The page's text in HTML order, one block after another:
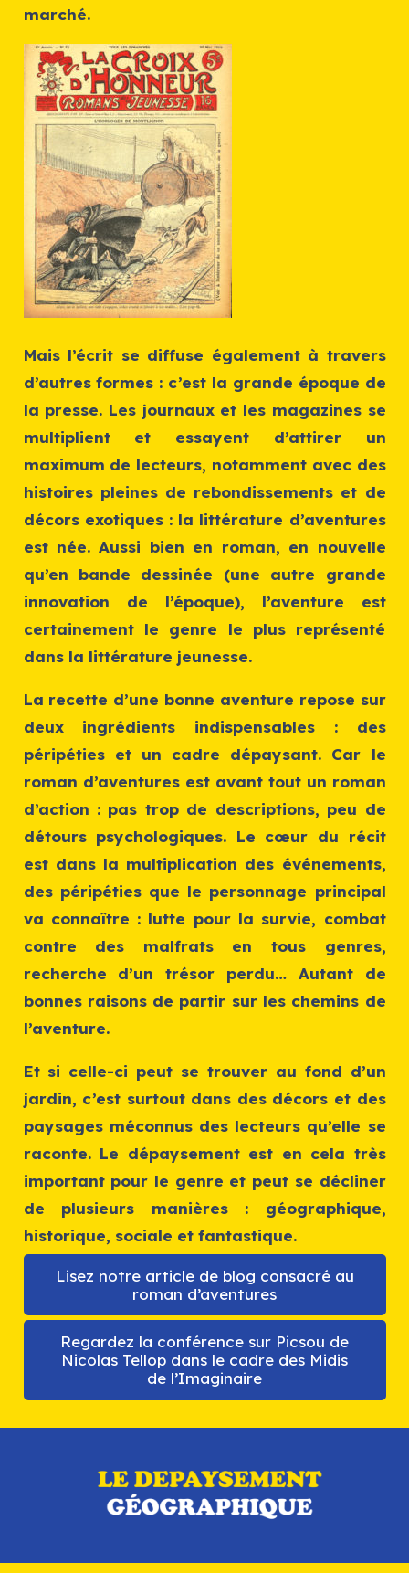
marché.
Mais l’écrit se diffuse également à travers
d’autres formes : c’est la grande époque de
la presse. Les journaux et les magazines se
multiplient et essayent d’attirer un
maximum de lecteurs, notamment avec des
histoires pleines de rebondissements et de
décors exotiques : la littérature d’aventures
est née. Aussi bien en roman, en nouvelle
qu’en bande dessinée (une autre grande
innovation de l’époque), l’aventure est
certainement le genre le plus représenté
dans la littérature jeunesse.
La recette d’une bonne aventure repose sur
deux ingrédients indispensables : des
péripéties et un cadre dépaysant. Car le
roman d’aventures est avant tout un roman
d’action : pas trop de descriptions, peu de
détours psychologiques. Le cœur du récit
est dans la multiplication des événements,
des péripéties que le personnage principal
va connaître : lutte pour la survie, combat
contre des malfrats en tous genres,
recherche d’un trésor perdu… Autant de
bonnes raisons de partir sur les chemins de
l’aventure.
Et si celle-ci peut se trouver au fond d’un
jardin, c’est surtout dans des décors et des
paysages méconnus des lecteurs qu’elle se
raconte. Le dépaysement est en cela très
important pour le genre et peut se décliner
de plusieurs manières : géographique,
historique, sociale et fantastique.
Lisez notre article de blog consacré au
roman d’aventures
Regardez la conférence sur Picsou de
Nicolas Tellop dans le cadre des Midis
de l’Imaginaire